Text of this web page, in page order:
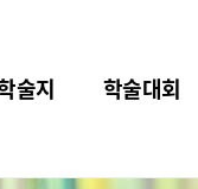
술지 학술대회